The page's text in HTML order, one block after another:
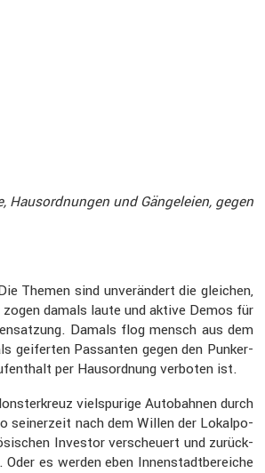
Hausord­nungen und Gänge­leien, gegen
Themen sind unver­än­dert die gleichen,
damals laute und aktive Demos für
Damals flog mensch aus dem
geiferten Passanten gegen den Punker­
per Hausord­nung verboten ist.
vielspu­rige Autobahnen durch
seiner­zeit nach dem Willen der Lokal­po­
Investor verscheuert und zurück­
es werden eben Innen­stadt­be­reiche